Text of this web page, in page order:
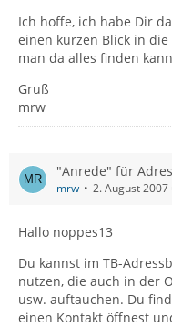
Ich hoffe, ich habe Dir
einen kurzen Blick in
man da alles finden
Gruß
mrw
"Anrede" für
mrw 2. August 2007
Hallo noppes13
Du kannst im TB-
nutzen, die auch in der
usw. auftauchen. Du
einen Kontakt öffnest